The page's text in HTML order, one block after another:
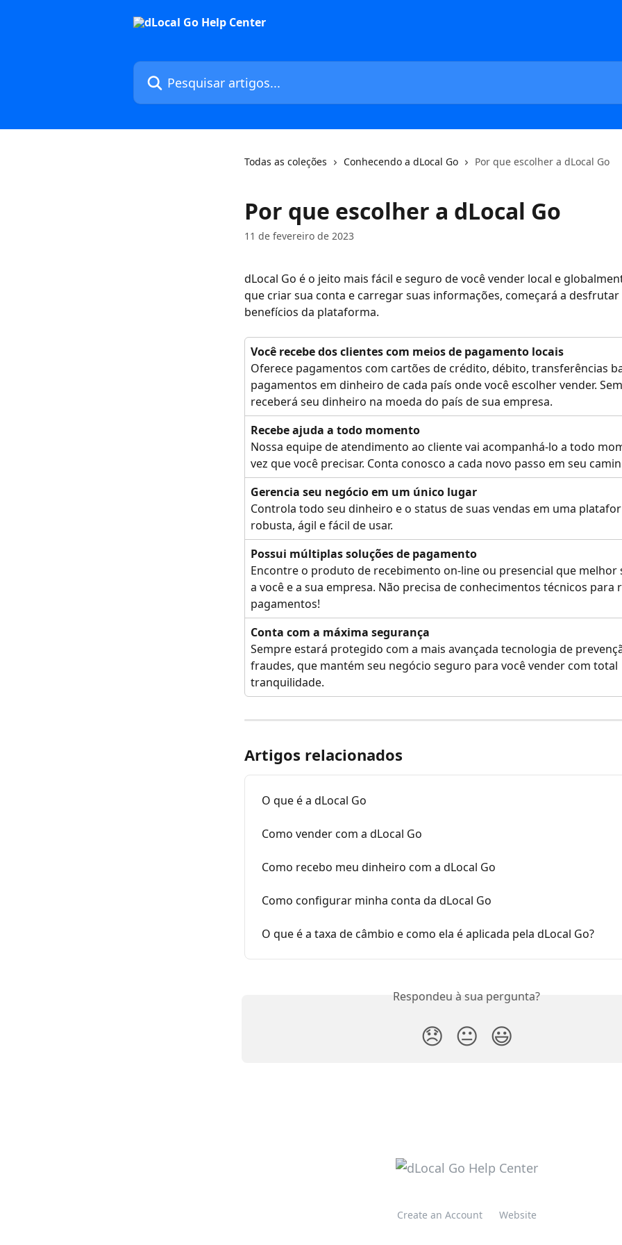
Pesquisar artigos...
Todas as coleções Conhecendo a dLocal Go Por que escolher a dLocal Go
Por que escolher a dLocal Go
11 de fevereiro de 2023
dLocal Go é o jeito mais fácil e seguro de você vender local e
que criar sua conta e carregar suas informações, começará a
benefícios da plataforma.
Você recebe dos clientes com meios de pagamento locais
Oferece pagamentos com cartões de crédito, débito, transferências
pagamentos em dinheiro de cada país onde você escolher vender.
receberá seu dinheiro na moeda do país de sua empresa.
Recebe ajuda a todo momento
Nossa equipe de atendimento ao cliente vai acompanhá-lo a todo
vez que você precisar. Conta conosco a cada novo passo em seu
Gerencia seu negócio em um único lugar
Controla todo seu dinheiro e o status de suas vendas em uma
robusta, ágil e fácil de usar.
Possui múltiplas soluções de pagamento
Encontre o produto de recebimento on-line ou presencial que melhor
a você e a sua empresa. Não precisa de conhecimentos técnicos para
pagamentos!
Conta com a máxima segurança
Sempre estará protegido com a mais avançada tecnologia de
fraudes, que mantém seu negócio seguro para você vender com total
tranquilidade.
Artigos relacionados
O que é a dLocal Go
Como vender com a dLocal Go
Como recebo meu dinheiro com a dLocal Go
Como configurar minha conta da dLocal Go
O que é a taxa de câmbio e como ela é aplicada pela dLocal Go?
Respondeu à sua pergunta?
😞 😐 😃
Create an Account Website